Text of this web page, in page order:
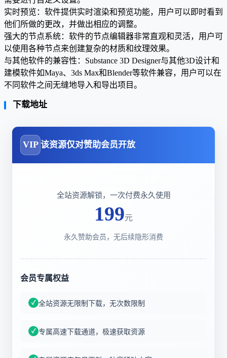
实时预览：软件提供实时渲染和预览功能，用户可以即时看到
他们所做的更改，并做出相应的调整。
强大的节点系统：软件的节点编辑器非常直观和灵活，用户可
以使用各种节点来创建复杂的材质和纹理效果。
与其他软件的兼容性：Substance 3D Designer与其他3D设计和
建模软件如Maya、3ds Max和Blender等软件兼容，用户可以在
不同软件之间无缝地导入和导出项目。
下载地址
VIP 该资源仅对赞助会员开放
全站资源解锁，一次付费永久使用
199元
永久赞助会员，无后续隐形消费
会员专属权益
全站资源无限制下载，无次数限制
专属高速下载通道，极速获取资源